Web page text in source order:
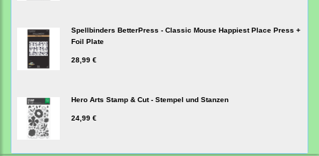
Spellbinders BetterPress - Classic Mouse Happiest Place Press +
Foil Plate
28,99 €
Hero Arts Stamp & Cut - Stempel und Stanzen
24,99 €